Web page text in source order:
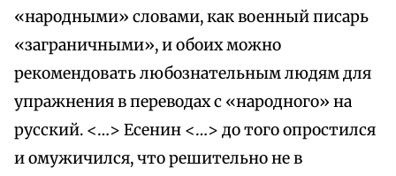
«народными» словами, как военный писарь
«заграничными», и обоих можно
рекомендовать любознательным людям для
упражнения в переводах с «народного» на
русский. <…> Есенин <…> до того опростился
и омужичился, что решительно не в